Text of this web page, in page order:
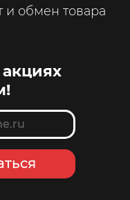
и обмен товара